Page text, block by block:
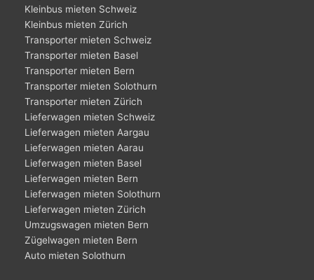
Kleinbus mieten Schweiz
Kleinbus mieten Zürich
Transporter mieten Schweiz
Transporter mieten Basel
Transporter mieten Bern
Transporter mieten Solothurn
Transporter mieten Zürich
Lieferwagen mieten Schweiz
Lieferwagen mieten Aargau
Lieferwagen mieten Aarau
Lieferwagen mieten Basel
Lieferwagen mieten Bern
Lieferwagen mieten Solothurn
Lieferwagen mieten Zürich
Umzugswagen mieten Bern
Zügelwagen mieten Bern
Auto mieten Solothurn